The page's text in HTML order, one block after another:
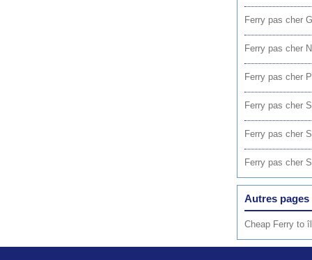
Ferry pas cher
Ferry pas cher
Ferry pas cher
Ferry pas cher
Ferry pas cher
Ferry pas cher
Autres pages
Cheap Ferry to